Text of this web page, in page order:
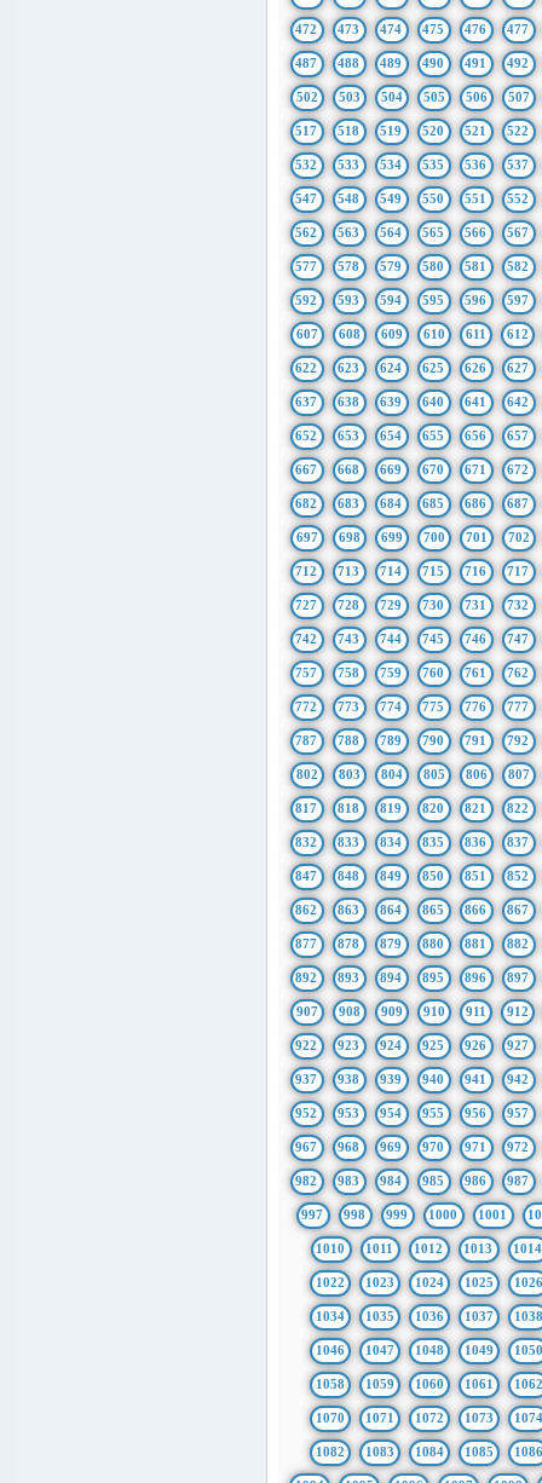
472 473 474 475 476 477
487 488 489 490 491 492
502 503 504 505 506 507
517 518 519 520 521 522
532 533 534 535 536 537
547 548 549 550 551 552
562 563 564 565 566 567
577 578 579 580 581 582
592 593 594 595 596 597
607 608 609 610 611 612
622 623 624 625 626 627
637 638 639 640 641 642
652 653 654 655 656 657
667 668 669 670 671 672
682 683 684 685 686 687
697 698 699 700 701 702
712 713 714 715 716 717
727 728 729 730 731 732
742 743 744 745 746 747
757 758 759 760 761 762
772 773 774 775 776 777
787 788 789 790 791 792
802 803 804 805 806 807
817 818 819 820 821 822
832 833 834 835 836 837
847 848 849 850 851 852
862 863 864 865 866 867
877 878 879 880 881 882
892 893 894 895 896 897
907 908 909 910 911 912
922 923 924 925 926 927
937 938 939 940 941 942
952 953 954 955 956 957
967 968 969 970 971 972
982 983 984 985 986 987
997 998 999 1000 1001
1010 1011 1012 1013 1014
1022 1023 1024 1025 1026
1034 1035 1036 1037 1038
1046 1047 1048 1049 1050
1058 1059 1060 1061 1062
1070 1071 1072 1073 1074
1082 1083 1084 1085 1086